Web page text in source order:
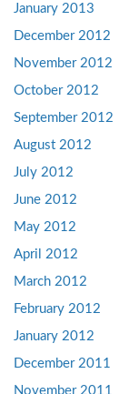
January 2013
December 2012
November 2012
October 2012
September 2012
August 2012
July 2012
June 2012
May 2012
April 2012
March 2012
February 2012
January 2012
December 2011
November 2011